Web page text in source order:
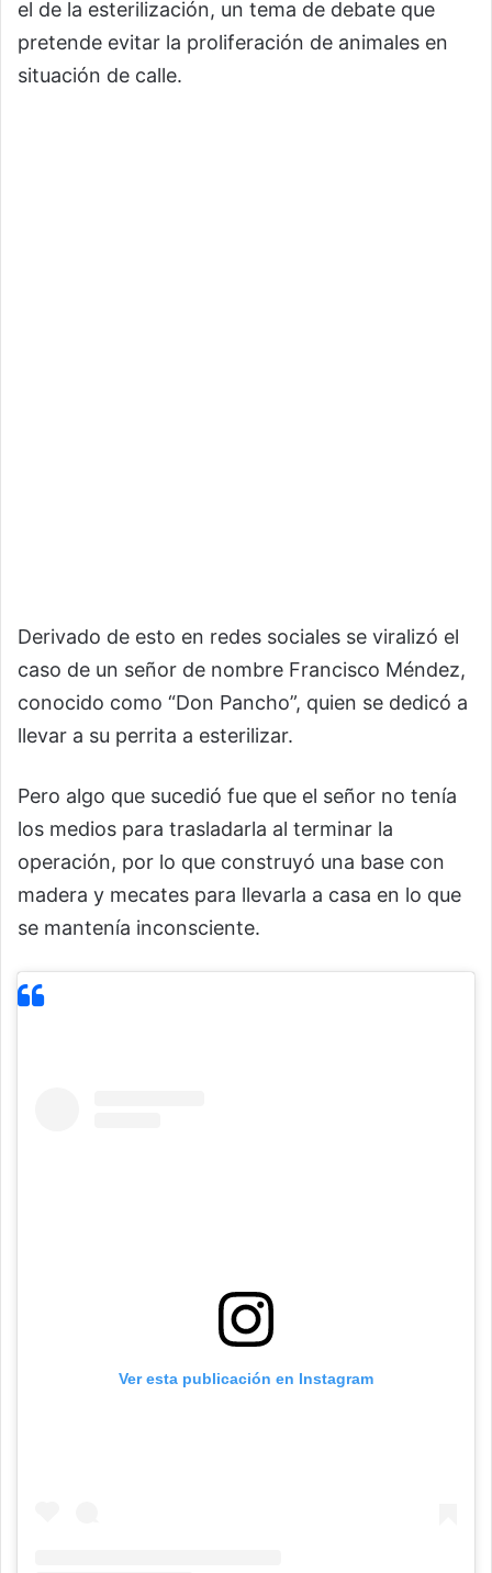
el de la esterilización, un tema de debate que
pretende evitar la proliferación de animales en
situación de calle.
Derivado de esto en redes sociales se viralizó el
caso de un señor de nombre Francisco Méndez,
conocido como “Don Pancho”, quien se dedicó a
llevar a su perrita a esterilizar.
Pero algo que sucedió fue que el señor no tenía
los medios para trasladarla al terminar la
operación, por lo que construyó una base con
madera y mecates para llevarla a casa en lo que
se mantenía inconsciente.
Ver esta publicación en Instagram